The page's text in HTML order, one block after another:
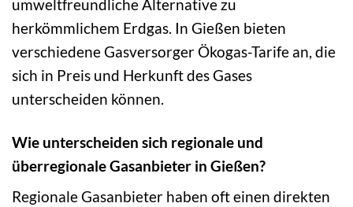
umweltfreundliche Alternative zu
herkömmlichem Erdgas. In Gießen bieten
verschiedene Gasversorger Ökogas-Tarife an, die
sich in Preis und Herkunft des Gases
unterscheiden können.
Wie unterscheiden sich regionale und
überregionale Gasanbieter in Gießen?
Regionale Gasanbieter haben oft einen direkten